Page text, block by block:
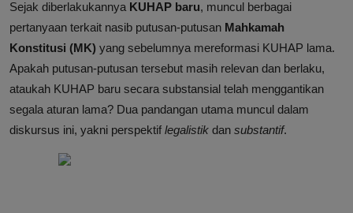
Sejak diberlakukannya KUHAP baru, muncul berbagai
pertanyaan terkait nasib putusan-putusan Mahkamah
Konstitusi (MK) yang sebelumnya mereformasi KUHAP lama.
Apakah putusan-putusan tersebut masih relevan dan berlaku,
ataukah KUHAP baru secara substansial telah menggantikan
segala aturan lama? Dua pandangan utama muncul dalam
diskursus ini, yakni perspektif legalistik dan substantif.